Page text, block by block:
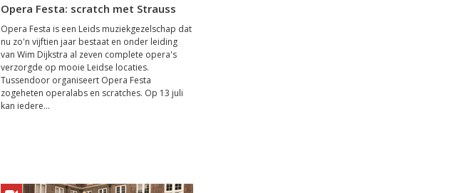
Opera Festa: scratch met Strauss
Opera Festa is een Leids muziekgezelschap dat
nu zo'n vijftien jaar bestaat en onder leiding
van Wim Dijkstra al zeven complete opera's
verzorgde op mooie Leidse locaties.
Tussendoor organiseert Opera Festa
zogeheten operalabs en scratches. Op 13 juli
kan iedere...